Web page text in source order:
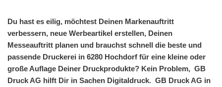
Du hast es eilig, möchtest Deinen Markenauftritt
verbessern, neue Werbeartikel erstellen, Deinen
Messeauftritt planen und brauchst schnell die beste und
passende Druckerei in 6280 Hochdorf für eine kleine oder
große Auflage Deiner Druckprodukte? Kein Problem, GB
Druck AG hilft Dir in Sachen Digitaldruck. GB Druck AG in